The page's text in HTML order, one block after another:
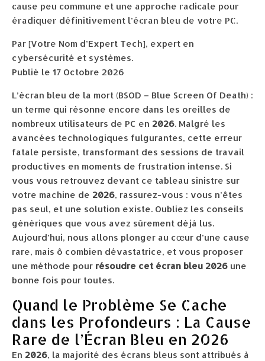
cause peu commune et une approche radicale pour
éradiquer définitivement l’écran bleu de votre PC.
Par [Votre Nom d’Expert Tech], expert en
cybersécurité et systèmes.
Publié le 17 Octobre 2026
L’écran bleu de la mort (BSOD – Blue Screen Of Death) :
un terme qui résonne encore dans les oreilles de
nombreux utilisateurs de PC en 2026. Malgré les
avancées technologiques fulgurantes, cette erreur
fatale persiste, transformant des sessions de travail
productives en moments de frustration intense. Si
vous vous retrouvez devant ce tableau sinistre sur
votre machine de 2026, rassurez-vous : vous n’êtes
pas seul, et une solution existe. Oubliez les conseils
génériques que vous avez sûrement déjà lus.
Aujourd’hui, nous allons plonger au cœur d’une cause
rare, mais ô combien dévastatrice, et vous proposer
une méthode pour résoudre cet écran bleu 2026 une
bonne fois pour toutes.
Quand le Problème Se Cache
dans les Profondeurs : La Cause
Rare de l’Écran Bleu en 2026
En 2026, la majorité des écrans bleus sont attribués à